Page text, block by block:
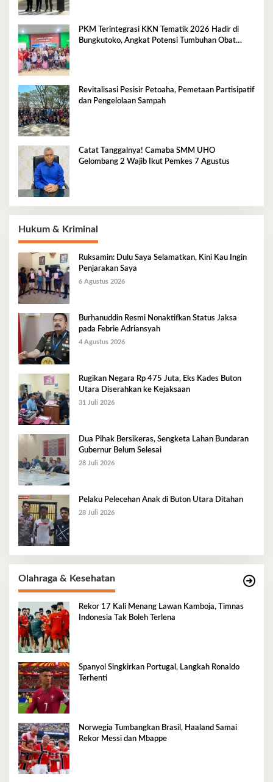
PKM Terintegrasi KKN Tematik 2026 Hadir di
Bungkutoko, Angkat Potensi Tumbuhan Obat
Revitalisasi Pesisir Petoaha, Pemetaan Partisipatif
dan Pengelolaan Sampah
Catat Tanggalnya! Camaba SMM UHO
Gelombang 2 Wajib Ikut Pemkes 7 Agustus
Hukum & Kriminal
Ruksamin: Dulu Saya Selamatkan, Kini Kau Ingin
Penjarakan Saya
6 Agustus 2026
Burhanuddin Resmi Nonaktifkan Status Jaksa
pada Febrie Adriansyah
4 Agustus 2026
Rugikan Negara Rp 475 Juta, Eks Kades Buton
Utara Diserahkan ke Kejaksaan
31 Juli 2026
Dua Pihak Bersikeras, Sengketa Lahan Bundaran
Gubernur Belum Selesai
28 Juli 2026
Pelaku Pelecehan Anak di Buton Utara Ditahan
28 Juli 2026
Olahraga & Kesehatan
Rekor 17 Kali Menang Lawan Kamboja, Timnas
Indonesia Tak Boleh Terlena
Spanyol Singkirkan Portugal, Langkah Ronaldo
Terhenti
Norwegia Tumbangkan Brasil, Haaland Samai
Rekor Messi dan Mbappe